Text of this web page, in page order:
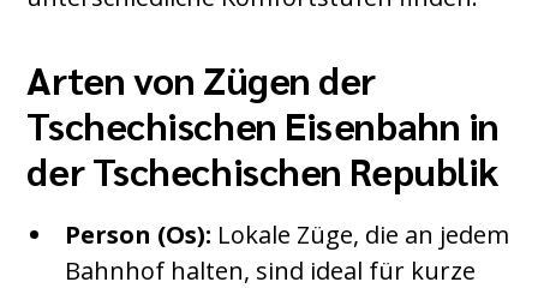
Arten von Zügen der
Tschechischen Eisenbahn in
der Tschechischen Republik
Person (Os): Lokale Züge, die an jedem
Bahnhof halten, sind ideal für kurze